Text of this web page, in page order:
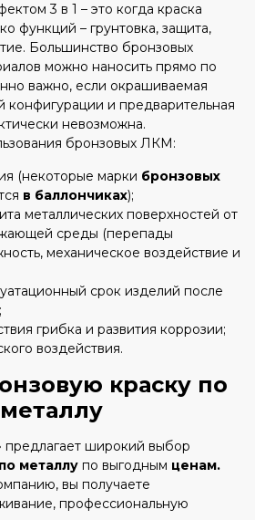
3 в 1 – это когда краска
функций – грунтовка, защита,
Большинство бронзовых
можно наносить прямо по
важно, если окрашиваемая
конфигурации и предварительная
невозможна.
бронзовых ЛКМ:
(некоторые марки бронзовых
в баллончиках);
металлических поверхностей от
среды (перепады
механическое воздействие и
срок изделий после
грибка и развития коррозии;
воздействия.
краску по
металлу
широкий выбор
металлу по выгодным ценам.
вы получаете
профессиональную